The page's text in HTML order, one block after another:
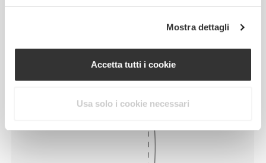
Mostra dettagli
Accetta tutti i cookie
Usa solo i cookie necessari
liberamente ogni giorno, questo è il